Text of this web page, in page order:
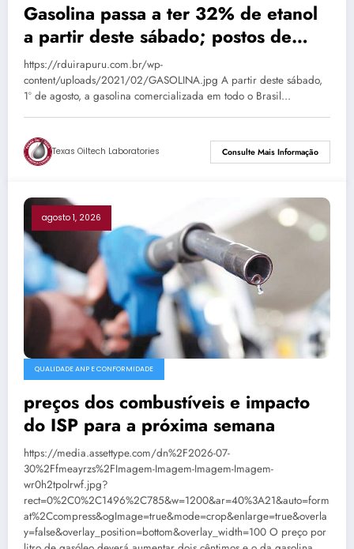
Gasolina passa a ter 32% de etanol
a partir deste sábado; postos de
Passo Fundo já aguardam nova
composição
https://rduirapuru.com.br/wp-
content/uploads/2021/02/GASOLINA.jpg A partir deste sábado,
1º de agosto, a gasolina comercializada em todo o Brasil…
Texas Oiltech Laboratories Consulte Mais Informação
agosto 1, 2026
QUALIDADE ANP E CONFORMIDADE
preços dos combustíveis e impacto
do ISP para a próxima semana
https://media.assettype.com/dn%2F2026-07-
30%2Ffmeayrzs%2FImagem-Imagem-Imagem-Imagem-
wr0h2tpolrwf.jpg?
rect=0%2C0%2C1496%2C785&w=1200&ar=40%3A21&auto=form
at%2Ccompress&ogImage=true&mode=crop&enlarge=true&overla
y=false&overlay_position=bottom&overlay_width=100 O preço por